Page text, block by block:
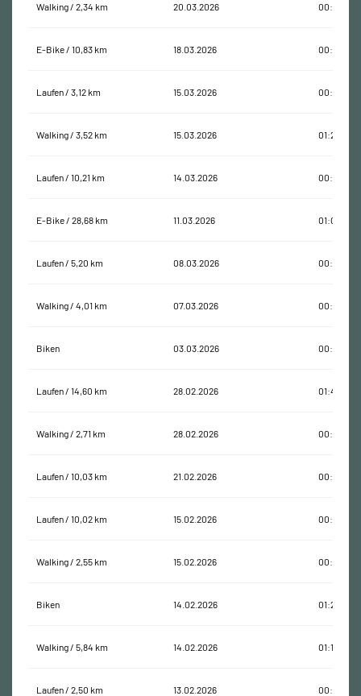
Walking / 2,34 km 20.03.2026 00:37:47
E-Bike / 10,83 km 18.03.2026 00:49:04
Laufen / 3,12 km 15.03.2026 00:35:22
Walking / 3,52 km 15.03.2026 01:24:31
Laufen / 10,21 km 14.03.2026 00:59:31
E-Bike / 28,68 km 11.03.2026 01:02:08
Laufen / 5,20 km 08.03.2026 00:27:12
Walking / 4,01 km 07.03.2026 00:53:19
Biken 03.03.2026 00:31:36
Laufen / 14,60 km 28.02.2026 01:45:46
Walking / 2,71 km 28.02.2026 00:43:05
Laufen / 10,03 km 21.02.2026 00:51:37
Laufen / 10,02 km 15.02.2026 00:55:29
Walking / 2,55 km 15.02.2026 00:39:40
Biken 14.02.2026 01:25:03
Walking / 5,84 km 14.02.2026 01:17:22
Laufen / 2,50 km 13.02.2026 00:30:02